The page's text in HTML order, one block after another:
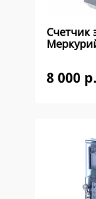
Счетчик
8 000 р.